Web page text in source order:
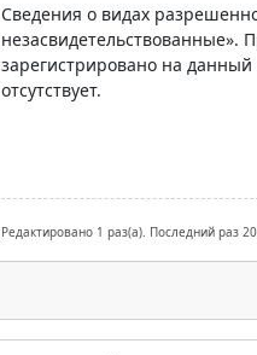
Сведения о видах
незасвидетельствованные».
зарегистрировано на
отсутствует.
Редактировано 1 раз(а). Последний раз